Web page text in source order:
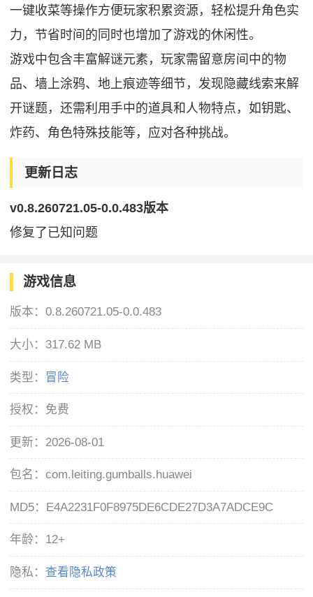
一键收菜等操作方便玩家积累资源，轻松提升角色实
力，节省时间的同时也增加了游戏的休闲性。
游戏中包含丰富解谜元素，玩家需留意房间中的物
品、墙上涂鸦、地上痕迹等细节，发现隐藏线索来解
开谜题，还需利用手中的道具和人物特点，如钥匙、
炸药、角色特殊技能等，应对各种挑战。
更新日志
v0.8.260721.05-0.0.483版本
修复了已知问题
游戏信息
版本：0.8.260721.05-0.0.483
大小： 317.62 MB
类型： 冒险
授权： 免费
更新： 2026-08-01
包名：com.leiting.gumballs.huawei
MD5： E4A2231F0F8975DE6CDE27D3A7ADCE9C
年龄： 12+
隐私： 查看隐私政策